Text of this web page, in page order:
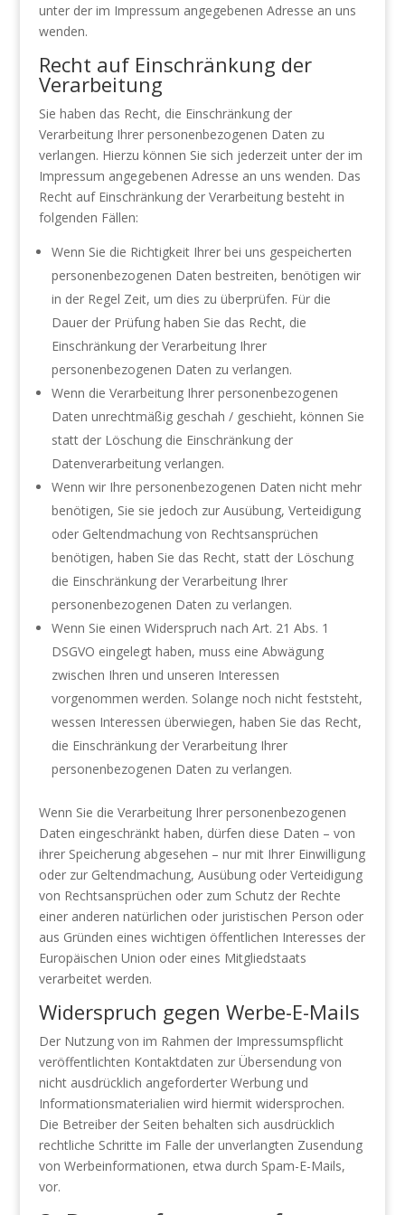
unter der im Impressum angegebenen Adresse an uns
wenden.
Recht auf Einschränkung der
Verarbeitung
Sie haben das Recht, die Einschränkung der
Verarbeitung Ihrer personenbezogenen Daten zu
verlangen. Hierzu können Sie sich jederzeit unter der im
Impressum angegebenen Adresse an uns wenden. Das
Recht auf Einschränkung der Verarbeitung besteht in
folgenden Fällen:
Wenn Sie die Richtigkeit Ihrer bei uns gespeicherten
personenbezogenen Daten bestreiten, benötigen wir
in der Regel Zeit, um dies zu überprüfen. Für die
Dauer der Prüfung haben Sie das Recht, die
Einschränkung der Verarbeitung Ihrer
personenbezogenen Daten zu verlangen.
Wenn die Verarbeitung Ihrer personenbezogenen
Daten unrechtmäßig geschah / geschieht, können Sie
statt der Löschung die Einschränkung der
Datenverarbeitung verlangen.
Wenn wir Ihre personenbezogenen Daten nicht mehr
benötigen, Sie sie jedoch zur Ausübung, Verteidigung
oder Geltendmachung von Rechtsansprüchen
benötigen, haben Sie das Recht, statt der Löschung
die Einschränkung der Verarbeitung Ihrer
personenbezogenen Daten zu verlangen.
Wenn Sie einen Widerspruch nach Art. 21 Abs. 1
DSGVO eingelegt haben, muss eine Abwägung
zwischen Ihren und unseren Interessen
vorgenommen werden. Solange noch nicht feststeht,
wessen Interessen überwiegen, haben Sie das Recht,
die Einschränkung der Verarbeitung Ihrer
personenbezogenen Daten zu verlangen.
Wenn Sie die Verarbeitung Ihrer personenbezogenen
Daten eingeschränkt haben, dürfen diese Daten – von
ihrer Speicherung abgesehen – nur mit Ihrer Einwilligung
oder zur Geltendmachung, Ausübung oder Verteidigung
von Rechtsansprüchen oder zum Schutz der Rechte
einer anderen natürlichen oder juristischen Person oder
aus Gründen eines wichtigen öffentlichen Interesses der
Europäischen Union oder eines Mitgliedstaats
verarbeitet werden.
Widerspruch gegen Werbe-E-Mails
Der Nutzung von im Rahmen der Impressumspflicht
veröffentlichten Kontaktdaten zur Übersendung von
nicht ausdrücklich angeforderter Werbung und
Informationsmaterialien wird hiermit widersprochen.
Die Betreiber der Seiten behalten sich ausdrücklich
rechtliche Schritte im Falle der unverlangten Zusendung
von Werbeinformationen, etwa durch Spam-E-Mails,
vor.